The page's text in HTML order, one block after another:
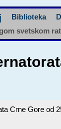
Biblioteka
svetskom
Crne Gore od